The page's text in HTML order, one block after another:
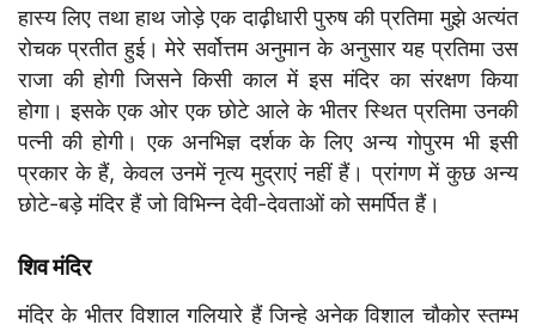
हास्य लिए तथा हाथ जोड़े एक दाढ़ीधारी पुरुष की प्रतिमा मुझे अत्यंत
रोचक प्रतीत हुई। मेरे सर्वोत्तम अनुमान के अनुसार यह प्रतिमा उस
राजा की होगी जिसने किसी काल में इस मंदिर का संरक्षण किया
होगा। इसके एक ओर एक छोटे आले के भीतर स्थित प्रतिमा उनकी
पत्नी की होगी। एक अनभिज्ञ दर्शक के लिए अन्य गोपुरम भी इसी
प्रकार के हैं, केवल उनमें नृत्य मुद्राएं नहीं हैं। प्रांगण में कुछ अन्य
छोटे-बड़े मंदिर हैं जो विभिन्न देवी-देवताओं को समर्पित हैं।
शिव मंदिर
मंदिर के भीतर विशाल गलियारे हैं जिन्हे अनेक विशाल चौकोर स्तम्भ